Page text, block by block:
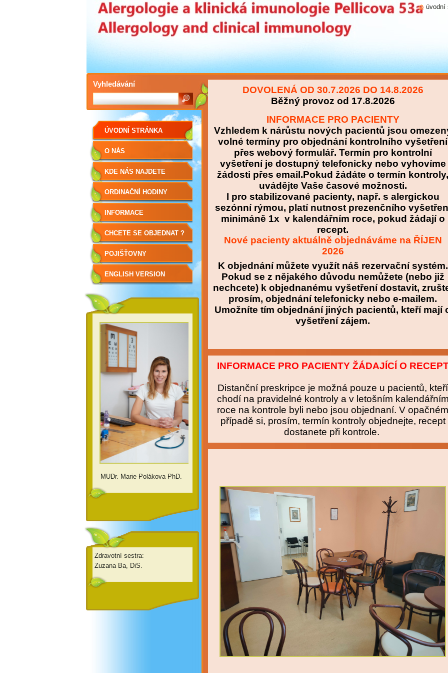
DOVOLENÁ OD 30.7.2026 DO 14.8.2026
Běžný provoz od 17.8.2026
INFORMACE PRO PACIENTY
Vzhledem k nárůstu nových pacientů jsou
volné termíny pro objednání kontrolního vyšetření
přes webový formulář. Termín pro kontrolní
vyšetření je dostupný telefonicky nebo vyhovíme
žádosti přes email.Pokud žádáte o termín kontroly,
uvádějte Vaše časové možnosti.
I pro stabilizované pacienty, např. s alergickou
sezónní rýmou, platí nutnost prezenčního
minimáně 1x v kalendářním roce, pokud žádají o
recept.
Nové pacienty aktuálně objednáváme na ŘÍJEN
2026
K objednání můžete využít náš rezervační systém.
Pokud se z nějakého důvodu nemůžete (nebo již
nechcete) k objednanému vyšetření dostavit,
prosím, objednání telefonicky nebo e-mailem.
Umožníte tím objednání jiných pacientů, kteří mají
vyšetření zájem.
INFORMACE PRO PACIENTY ŽÁDAJÍCÍ O
Distanční preskripce je možná pouze u pacientů, kteří
chodí na pravidelné kontroly a v letošním kalendářním
roce na kontrole byli nebo jsou objednaní. V opačném
případě si, prosím, termín kontroly objednejte, recept
dostanete při kontrole.
ÚVODNÍ STRÁNKA
O NÁS
KDE NÁS NAJDETE
ORDINAČNÍ HODINY
INFORMACE
CHCETE SE OBJEDNAT ?
POJIŠŤOVNY
ENGLISH VERSION
MUDr. Marie Polákova PhD.
Zdravotní sestra:
Zuzana Ba, DiS.
Vyhledávání
úvodní